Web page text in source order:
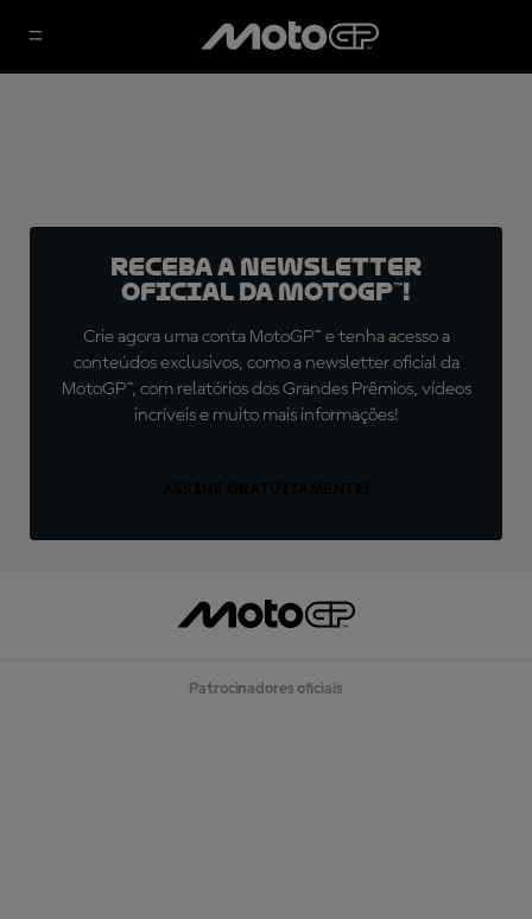
Receba a newsletter
oficial da MotoGP™!
Crie agora uma conta MotoGP™ e tenha acesso a
conteúdos exclusivos, como a newsletter oficial da
MotoGP™, com relatórios dos Grandes Prêmios, vídeos
incríveis e muito mais informações!
Patrocinadores oficiais